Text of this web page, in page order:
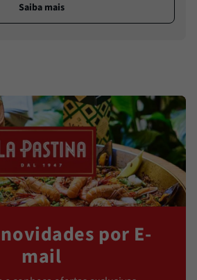
Saiba mais
por E-
mail